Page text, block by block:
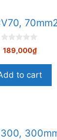
0
n
à
5
189,000₫
to cart